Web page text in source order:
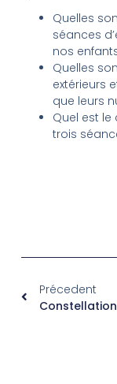
Quelles
séances
nos
Quelles
extérieurs
que leurs
Quel est
trois
Précedent